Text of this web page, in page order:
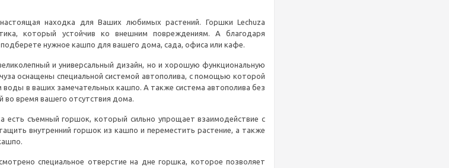
находка для Ваших любимых растений. Горшки Lechuza
который устойчив ко внешним повреждениям. А благодаря
нужное кашпо для вашего дома, сада, офиса или кафе.
и универсальный дизайн, но и хорошую функциональную
оснащены специальной системой автополива, с помощью которой
в ваших замечательных кашпо. А также система автополива без
во время вашего отсутствия дома.
есть съемный горшок, который сильно упрощает взаимодействие с
внутренний горшок из кашпо и переместить растение, а также
специальное отверстие на дне горшка, которое позволяет